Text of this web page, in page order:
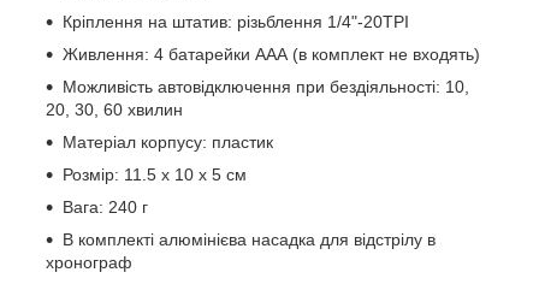
Кріплення на штатив: різьблення 1/4"-20TPI
Живлення: 4 батарейки ААА (в комплект не входять)
Можливість автовідключення при бездіяльності: 10,
20, 30, 60 хвилин
Матеріал корпусу: пластик
Розмір: 11.5 х 10 х 5 см
Вага: 240 г
В комплекті алюмінієва насадка для відстрілу в
хронограф